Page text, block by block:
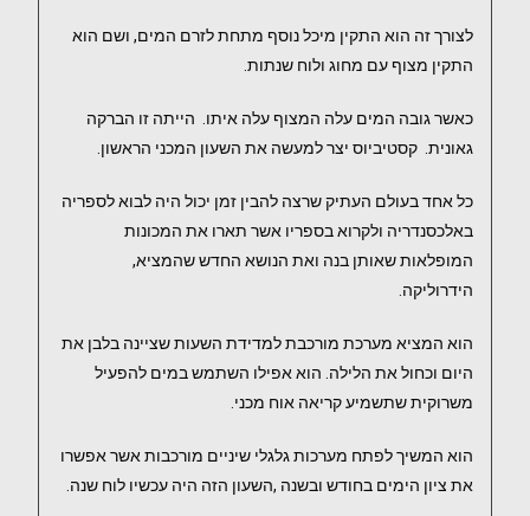
לצורך זה הוא התקין מיכל נוסף מתחת לזרם המים, ושם הוא
התקין מצוף עם מחוג ולוח שנתות.
כאשר גובה המים עלה המצוף עלה איתו. הייתה זו הברקה
גאונית. קסטיביוס יצר למעשה את השעון המכני הראשון.
כל אחד בעולם העתיק שרצה להבין זמן יכול היה לבוא לספריה
באלכסנדריה ולקרוא בספריו אשר תארו את המכונות
המופלאות שאותן בנה ואת הנושא החדש שהמציא,
הידרוליקה.
הוא המציא מערכת מורכבת למדידת השעות שציינה בלבן את
היום וכחול את הלילה. הוא אפילו השתמש במים להפעיל
משרוקית שתשמיע קריאה אוח מכני.
הוא המשיך לפתח מערכות גלגלי שיניים מורכבות אשר אפשרו
את ציון הימים בחודש ובשנה ,השעון הזה היה עכשיו לוח שנה.